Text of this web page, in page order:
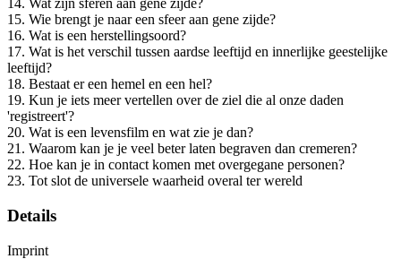
14. Wat zijn sferen aan gene zijde?
15. Wie brengt je naar een sfeer aan gene zijde?
16. Wat is een herstellingsoord?
17. Wat is het verschil tussen aardse leeftijd en innerlijke geestelijke
leeftijd?
18. Bestaat er een hemel en een hel?
19. Kun je iets meer vertellen over de ziel die al onze daden
'registreert'?
20. Wat is een levensfilm en wat zie je dan?
21. Waarom kan je je veel beter laten begraven dan cremeren?
22. Hoe kan je in contact komen met overgegane personen?
23. Tot slot de universele waarheid overal ter wereld
Details
Imprint